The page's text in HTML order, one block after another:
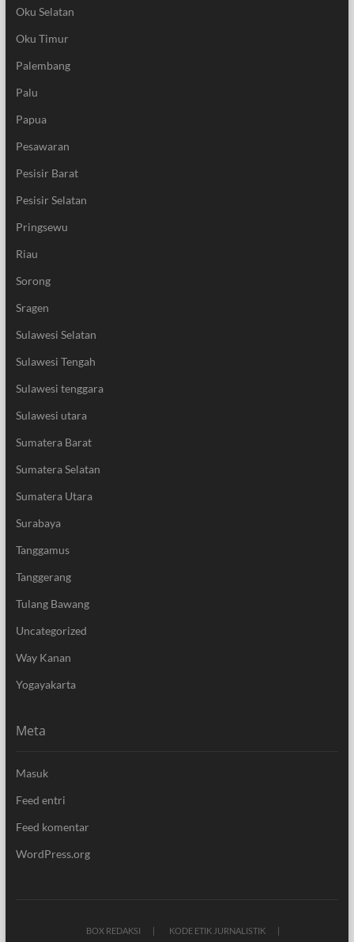
Oku Selatan
Oku Timur
Palembang
Palu
Papua
Pesawaran
Pesisir Barat
Pesisir Selatan
Pringsewu
Riau
Sorong
Sragen
Sulawesi Selatan
Sulawesi Tengah
Sulawesi tenggara
Sulawesi utara
Sumatera Barat
Sumatera Selatan
Sumatera Utara
Surabaya
Tanggamus
Tanggerang
Tulang Bawang
Uncategorized
Way Kanan
Yogayakarta
Meta
Masuk
Feed entri
Feed komentar
WordPress.org
BOX REDAKSI
KODE ETIK JURNALISTIK